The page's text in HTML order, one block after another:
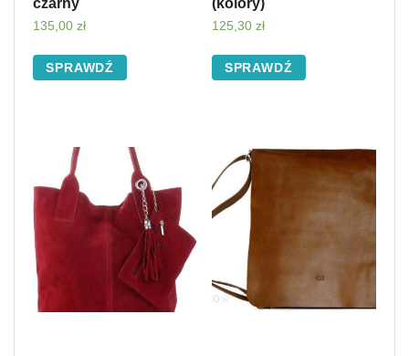
czarny
135,00 zł
SPRAWDŹ
(kolory)
125,30 zł
SPRAWDŹ